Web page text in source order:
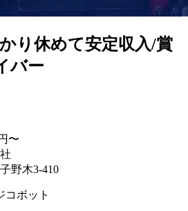
り休めて安定収入/賞
バー
〜
野木3-410
コボット